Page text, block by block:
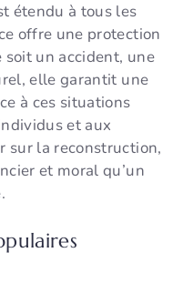
étendu à tous les
offre une protection
soit un accident, une
elle garantit une
à ces situations
et aux
sur la reconstruction,
et moral qu’un